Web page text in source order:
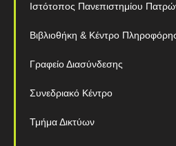
Ιστότοπος Πανεπιστημίου
Βιβλιοθήκη & Κέντρο
Γραφείο Διασύνδεσης
Συνεδριακό Κέντρο
Τμήμα Δικτύων